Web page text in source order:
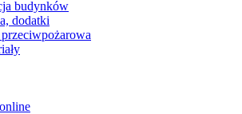
budynków
dodatki